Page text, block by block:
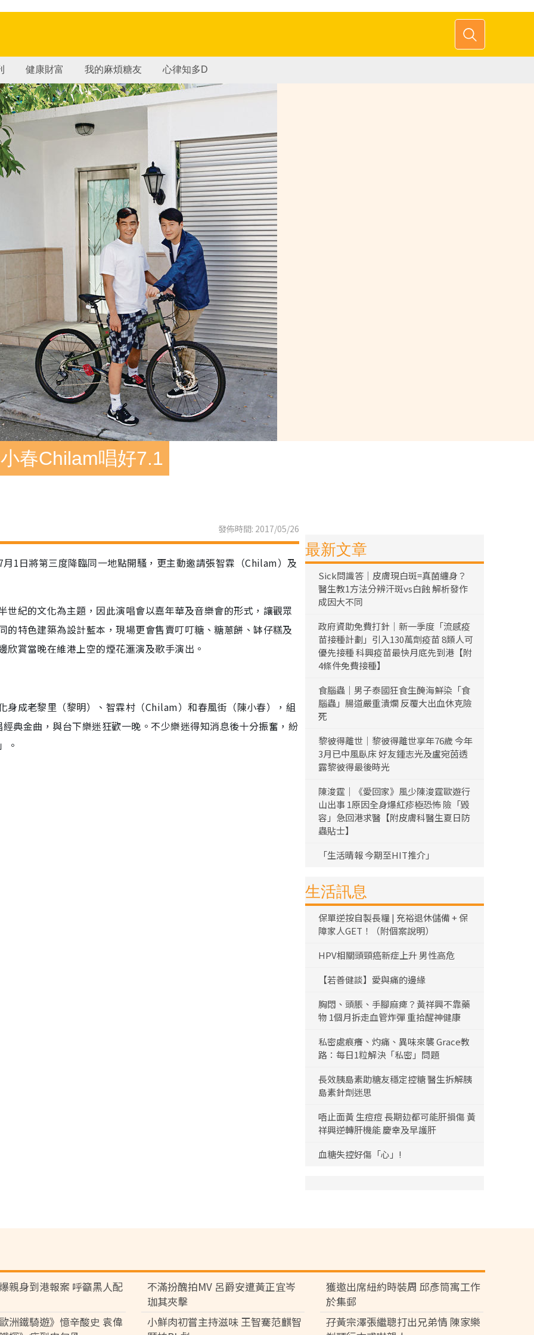
健康財富 我的麻煩糖友 心律知多D
春Chilam唱好7.1
發佈時間: 2017/05/26
1日將第三度降臨同一地點開騷，更主動邀請張智霖（Chilam）及
紀的文化為主題，因此演唱會以嘉年華及音樂會的形式，讓觀眾
特色建築為設計藍本，現場更會售賣叮叮糖、糖蔥餅、缽仔糕及
賞當晚在維港上空的煙花滙演及歌手演出。
身成老黎里（黎明）、智霖村（Chilam）和春風街（陳小春），組
典金曲，與台下樂迷狂歡一晚。不少樂迷得知消息後十分振奮，紛
。
最新文章
Sick問識答｜皮膚現白斑=真菌纏身？
醫生教1方法分辨汗斑vs白蝕 解析發作
成因大不同
政府資助免費打針｜新一季度「流感疫
苗接種計劃」引入130萬劑疫苗 8類人可
優先接種 科興疫苗最快月底先到港【附
4條件免費接種】
食腦蟲｜男子泰國狂食生醃海鮮染「食
腦蟲」腸道嚴重潰爛 反覆大出血休克險
死
黎彼得離世｜黎彼得離世享年76歲 今年
3月已中風臥床 好友鍾志光及盧宛茵透
露黎彼得最後時光
陳浚霆｜《愛回家》風少陳浚霆歐遊行
山出事 1原因全身爆紅疹極恐怖 險「毀
容」急回港求醫【附皮膚科醫生夏日防
蟲貼士】
「生活晴報 今期至HIT推介」
生活訊息
保單逆按自製長糧 | 充裕退休儲備 + 保
障家人GET！（附個案說明）
HPV相關頭頸癌新症上升 男性高危
【若善健談】愛與痛的邊緣
胸悶、頭脹、手腳麻痺？黃祥興不靠藥
物 1個月拆走血管炸彈 重拾醒神健康
私密處痕癢、灼痛、異味來襲 Grace教
路：每日1粒解決「私密」問題
長效胰島素助糖友穩定控糖 醫生拆解胰
島素針劑迷思
唔止面黃 生痘痘 長期攰都可能肝損傷 黃
祥興逆轉肝機能 慶幸及早護肝
血糖失控好傷「心」!
親身到港報案 呼籲黑人配
不滿扮醜拍MV 呂爵安遭黃正宜岑
珈其夾擊
獲邀出席紐約時裝周 邱彥筒寓工作
於集郵
洲鐵騎遊》憶辛酸史 袁偉
小鮮肉初嘗主持滋味 王智騫范麒智
孖黃宗澤張繼聰打出兄弟情 陳家樂